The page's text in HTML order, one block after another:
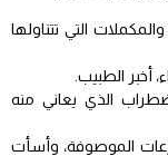
التي تتناولها
أخبر الطبيب.
الذي يعاني منه
الموصوفة، وأسأت